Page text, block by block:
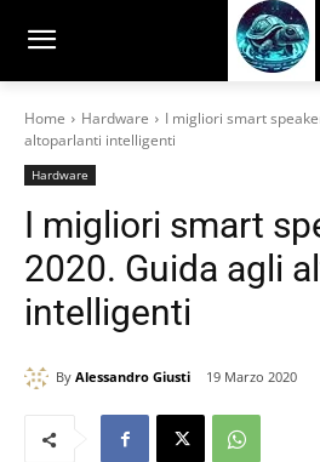
Home Hardware
I migliori smart
altoparlanti intelligenti
Hardware
I migliori smart
2020. Guida agli
intelligenti
By Alessandro Giusti 19 Marzo 2020